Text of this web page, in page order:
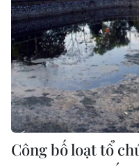
Công bố loạt tổ